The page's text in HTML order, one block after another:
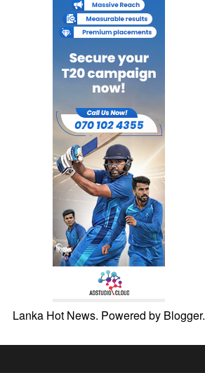
Lanka Hot News. Powered by Blogger.